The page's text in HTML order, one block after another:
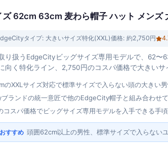
62cm 63cm 麦わら帽子 ハット メンズ
タイプ: 大きいサイズ特化(XXL)価格: 約2,750円
り扱うEdgeCityビッグサイズ専用モデルで、62
向く特化ライン、2,750円のコスパ価格で大きいサ
のXXLサイズ対応で標準サイズで入らない頭の大きい
ランドの統一意匠で他のEdgeCity帽子と組み合わせ
コスパ価格でビッグサイズ専用モデルを入手できる手
すすめ 頭囲62cm以上の男性、標準サイズで入らない